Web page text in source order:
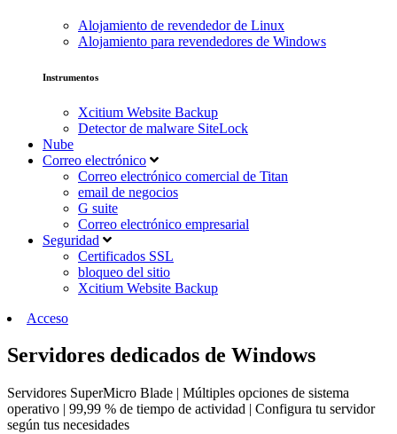
Alojamiento de revendedor de Linux
Alojamiento para revendedores de Windows
Instrumentos
Xcitium Website Backup
Detector de malware SiteLock
Nube
Correo electrónico
Correo electrónico comercial de Titan
email de negocios
G suite
Correo electrónico empresarial
Seguridad
Certificados SSL
bloqueo del sitio
Xcitium Website Backup
Acceso
Servidores dedicados de Windows
Servidores SuperMicro Blade | Múltiples opciones de sistema
operativo | 99,99 % de tiempo de actividad | Configura tu servidor
según tus necesidades